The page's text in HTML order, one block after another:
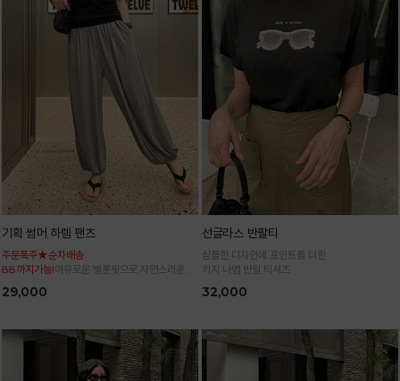
기획 썸머 하렘 팬츠
주문폭주★순차배송
88까지가능!여유로운 벌룬핏으로 자연스러운 체
29,000
선글라스 반팔티
심플한 디자인에 포인트를 더한
키치 나염 반팔 티셔츠
32,000